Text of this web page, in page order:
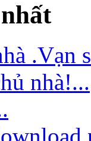
.Vạn
nhà!...